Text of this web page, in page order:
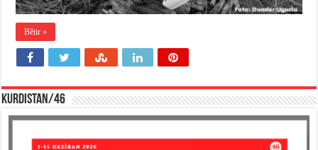
Bêtir »
KURDISTAN/46